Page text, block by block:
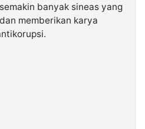
banyak sineas yang
memberikan karya